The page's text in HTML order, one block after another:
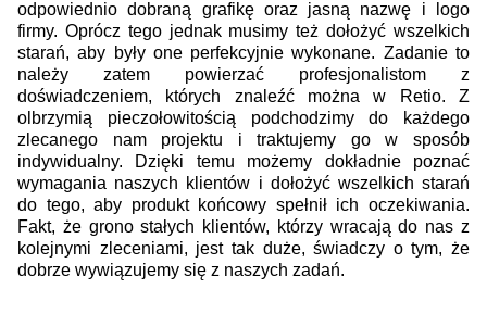
odpowiednio dobraną grafikę oraz jasną nazwę i logo
firmy. Oprócz tego jednak musimy też dołożyć wszelkich
starań, aby były one perfekcyjnie wykonane. Zadanie to
należy zatem powierzać profesjonalistom z
doświadczeniem, których znaleźć można w Retio. Z
olbrzymią pieczołowitością podchodzimy do każdego
zlecanego nam projektu i traktujemy go w sposób
indywidualny. Dzięki temu możemy dokładnie poznać
wymagania naszych klientów i dołożyć wszelkich starań
do tego, aby produkt końcowy spełnił ich oczekiwania.
Fakt, że grono stałych klientów, którzy wracają do nas z
kolejnymi zleceniami, jest tak duże, świadczy o tym, że
dobrze wywiązujemy się z naszych zadań.